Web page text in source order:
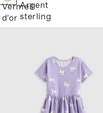
Vermeil
d'or
Argent
sterling